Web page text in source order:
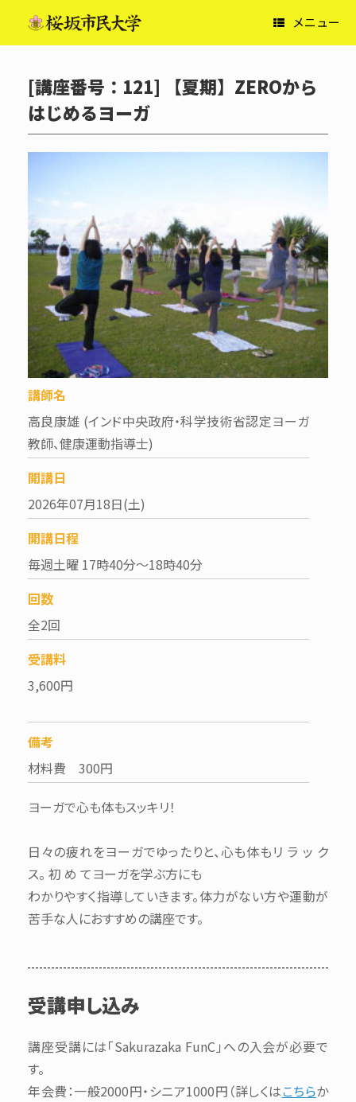
メニュー
[講座番号：121] 【夏期】ZEROから
はじめるヨーガ
講師名
高良康雄 (インド中央政府・科学技術省認定ヨーガ
教師、健康運動指導士)
開講日
2026年07月18日(土)
開講日程
毎週土曜 17時40分～18時40分
回数
全2回
受講料
3,600円
備考
材料費 300円
ヨーガで心も体もスッキリ！
日々の疲れをヨーガでゆったりと、心も体もリ ラ ッ ク
ス。 初 め てヨーガを学ぶ方にも
わかりやすく指導していきます。体力がない方や運動が
苦手な人におすすめの講座です。
受講申し込み
講座受講には「Sakurazaka FunC」への入会が必要で
す。
年会費：一般2000円・シニア1000円（詳しくはこちらか